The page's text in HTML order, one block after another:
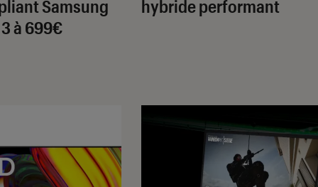
Samsung
à 699€
hybride performant